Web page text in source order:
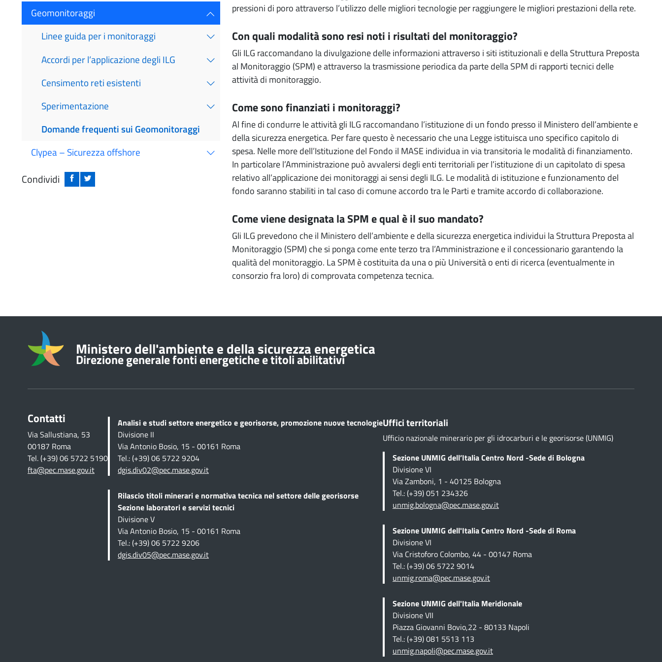
Geomonitoraggi
Linee guida per i monitoraggi
Accordi per l’applicazione degli ILG
Censimento reti esistenti
Sperimentazione
Domande frequenti sui Geomonitoraggi
Clypea – Sicurezza offshore
Condividi
pressioni di poro attraverso l’utilizzo delle migliori tecnologie per raggiungere le migliori prestazioni della rete.
Con quali modalità sono resi noti i risultati del monitoraggio?
Gli ILG raccomandano la divulgazione delle informazioni attraverso i siti istituzionali e della Struttura Preposta
al Monitoraggio (SPM) e attraverso la trasmissione periodica da parte della SPM di rapporti tecnici delle
attività di monitoraggio.
Come sono finanziati i monitoraggi?
Al fine di condurre le attività gli ILG raccomandano l’istituzione di un fondo presso il Ministero dell’ambiente e
della sicurezza energetica. Per fare questo è necessario che una Legge istituisca uno specifico capitolo di
spesa. Nelle more dell’Istituzione del Fondo il MASE individua in via transitoria le modalità di finanziamento.
In particolare l’Amministrazione può avvalersi degli enti territoriali per l’istituzione di un capitolato di spesa
relativo all’applicazione dei monitoraggi ai sensi degli ILG. Le modalità di istituzione e funzionamento del
fondo saranno stabiliti in tal caso di comune accordo tra le Parti e tramite accordo di collaborazione.
Come viene designata la SPM e qual è il suo mandato?
Gli ILG prevedono che il Ministero dell’ambiente e della sicurezza energetica individui la Struttura Preposta al
Monitoraggio (SPM) che si ponga come ente terzo tra l’Amministrazione e il concessionario garantendo la
qualità del monitoraggio. La SPM è costituita da una o più Università o enti di ricerca (eventualmente in
consorzio fra loro) di comprovata competenza tecnica.
Informazioni su
Ministero dell'ambiente e della sicurezza energetica
Direzione generale fonti energetiche e titoli abilitativi
Contatti
Via Sallustiana, 53
00187 Roma
Tel. (+39) 06 5722 5190
fta@pec.mase.gov.it
Analisi e studi settore energetico e georisorse, promozione nuove tecnologie
Divisione II
Via Antonio Bosio, 15 - 00161 Roma
Tel.: (+39) 06 5722 9204
dgis.div02@pec.mase.gov.it
Rilascio titoli minerari e normativa tecnica nel settore delle georisorse
Sezione laboratori e servizi tecnici
Divisione V
Via Antonio Bosio, 15 - 00161 Roma
Tel.: (+39) 06 5722 9206
dgis.div05@pec.mase.gov.it
Uffici territoriali
Ufficio nazionale minerario per gli idrocarburi e le georisorse (UNMIG)
Sezione UNMIG dell’Italia Centro Nord -Sede di Bologna
Divisione VI
Via Zamboni, 1 - 40125 Bologna
Tel.: (+39) 051 234326
unmig.bologna@pec.mase.gov.it
Sezione UNMIG dell'Italia Centro Nord -Sede di Roma
Divisione VI
Via Cristoforo Colombo, 44 - 00147 Roma
Tel.: (+39) 06 5722 9014
unmig.roma@pec.mase.gov.it
Sezione UNMIG dell'Italia Meridionale
Divisione VII
Piazza Giovanni Bovio,22 - 80133 Napoli
Tel.: (+39) 081 5513 113
unmig.napoli@pec.mase.gov.it